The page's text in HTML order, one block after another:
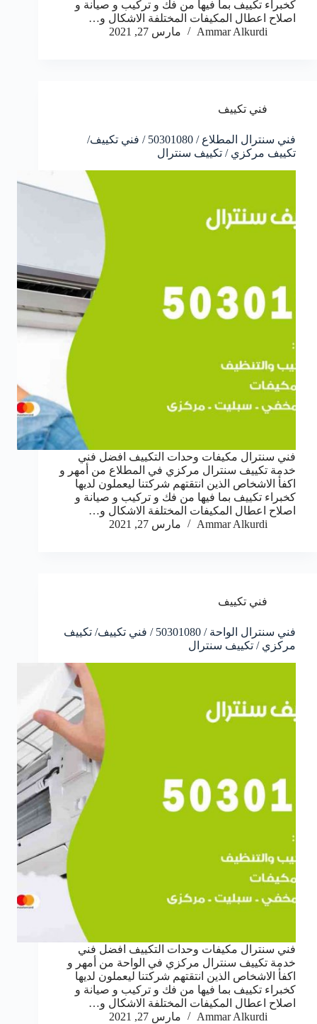
كخبراء تكييف بما فيها من فك و تركيب و صيانة و
اصلاح اعطال المكيفات المختلفة الاشكال و…
Ammar Alkurdi
مارس 27, 2021
فني تكييف
فني سنترال المطلاع / 50301080 / فني تكييف/
تكييف مركزي / تكييف سنترال
فني سنترال مكيفات وحدات التكييف افضل فني
خدمة تكييف سنترال مركزي في المطلاع من أمهر و
اكفأ الاشخاص الذين انتقتهم شركتنا ليعملون لديها
كخبراء تكييف بما فيها من فك و تركيب و صيانة و
اصلاح اعطال المكيفات المختلفة الاشكال و…
Ammar Alkurdi
مارس 27, 2021
فني تكييف
فني سنترال الواحة / 50301080 / فني تكييف/ تكييف
مركزي / تكييف سنترال
فني سنترال مكيفات وحدات التكييف افضل فني
خدمة تكييف سنترال مركزي في الواحة من أمهر و
اكفأ الاشخاص الذين انتقتهم شركتنا ليعملون لديها
كخبراء تكييف بما فيها من فك و تركيب و صيانة و
اصلاح اعطال المكيفات المختلفة الاشكال و…
Ammar Alkurdi
مارس 27, 2021